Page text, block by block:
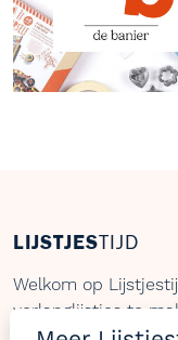
LIJSTJESTIJD
Welkom op
verlanglijstjes te